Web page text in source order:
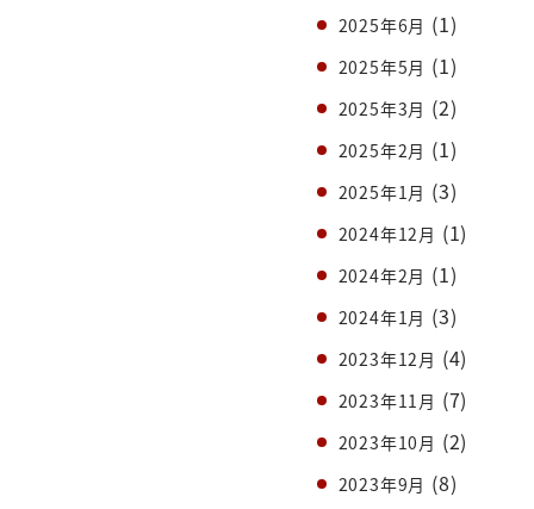
2025年6月 (1)
2025年5月 (1)
2025年3月 (2)
2025年2月 (1)
2025年1月 (3)
2024年12月 (1)
2024年2月 (1)
2024年1月 (3)
2023年12月 (4)
2023年11月 (7)
2023年10月 (2)
2023年9月 (8)